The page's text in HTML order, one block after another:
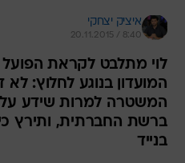
איציק יצחקי
20.11.2015 / 8:40
לוי מתלבט לקראת
המועדון בנוגע לחלוץ: לא
המשטרה למרות שידע על
ברשת החברתית, ותירץ
בנייד